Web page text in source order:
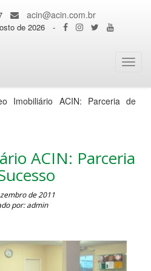
acin@acin.com.br
de 2026 -
Imobiliário ACIN: Parceria de
ACIN: Parceria
de 2011
por: admin